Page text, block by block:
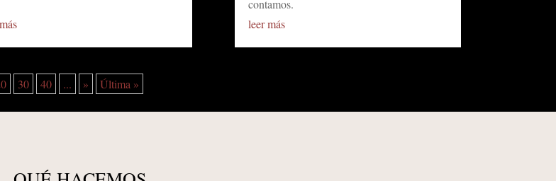
contamos.
leer más
30 40 ... » Última »